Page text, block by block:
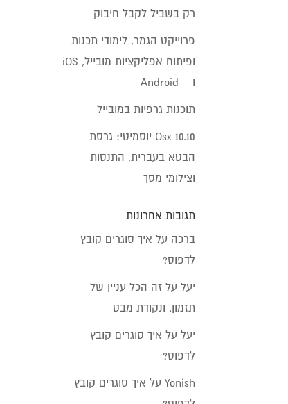
רק בשביל לקבל חיבוק
פרוייקט הגמר, לימודי תכנות
ופיתוח אפליקציות מובייל, iOS
ו – Android
תוכנות גרפיות במובייל
Osx 10.10 יוסמיטי: גרסת
הבטא בעברית, התנסות
וצילומי מסך
תגובות אחרונות
ברכה על איך סוגרים קובץ
לדפוס?
יעל עלזה הכל עניין של
תזמון. ונקודת מבט
יעל על איך סוגרים קובץ
לדפוס?
Yonish על איך סוגרים קובץ